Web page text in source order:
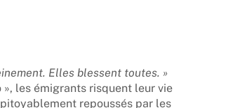
Elles blessent toutes. »
les émigrants risquent leur vie
repoussés par les